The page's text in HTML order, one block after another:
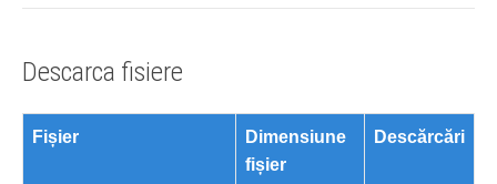
Descarca fisiere
Fișier
Dimensiune
fișier
Descărcări